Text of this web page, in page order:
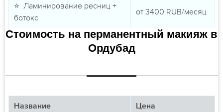
⭐ Ламинирование ресниц +
ботокс
от 3400 RUB/месяц
Стоимость на перманентный макияж в
Ордубад
Название Цена